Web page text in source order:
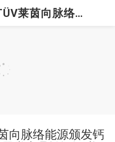
全球首批！TÜV莱茵向脉络能源颁发钙钛矿IEC 63163应用类产品认证证书
向脉络能源颁发钙